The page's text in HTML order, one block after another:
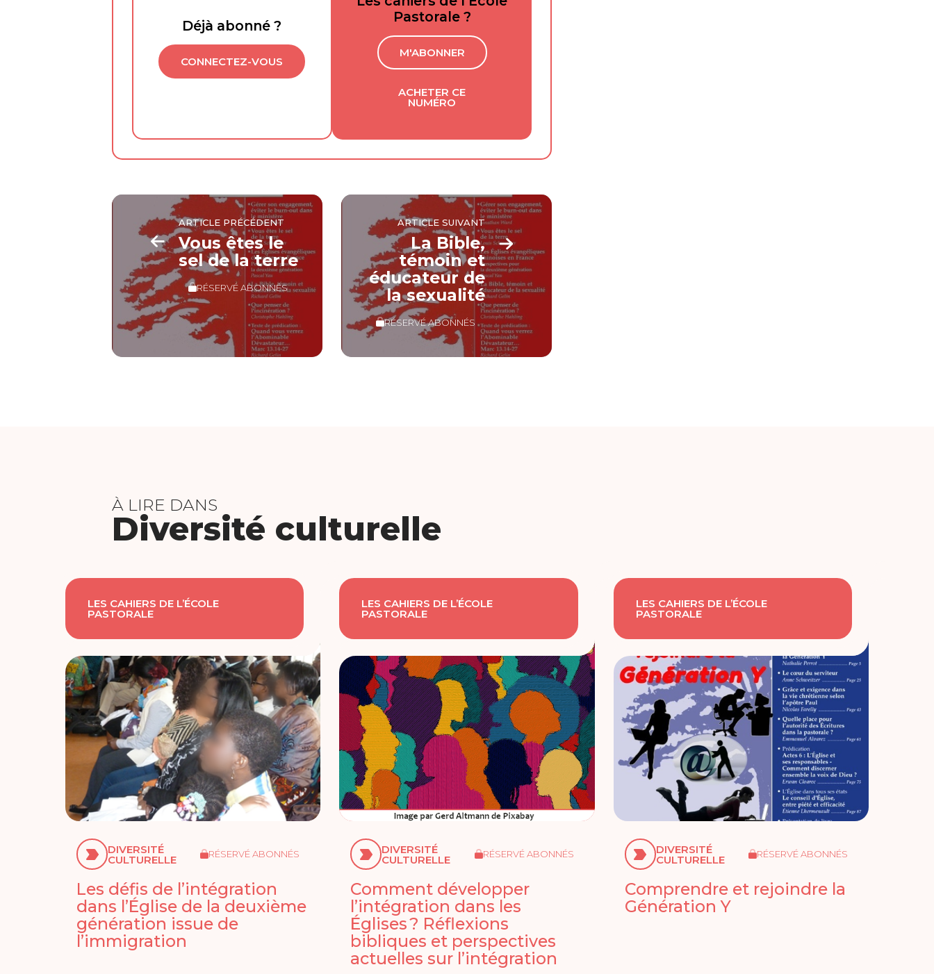
Déjà abonné ?
CONNECTEZ-VOUS
Pastorale ?
M'ABONNER
ACHETER CE
NUMÉRO
ARTICLE PRÉCÉDENT
Vous êtes le
sel de la terre
RÉSERVÉ ABONNÉS
ARTICLE SUIVANT
La Bible,
témoin et
éducateur de
la sexualité
RÉSERVÉ ABONNÉS
À LIRE DANS
Diversité culturelle
LES CAHIERS DE L’ÉCOLE
PASTORALE
DIVERSITÉ
CULTURELLE RÉSERVÉ ABONNÉS
Les défis de l’intégration
dans l’Église de la deuxième
génération issue de
l’immigration
LES CAHIERS DE L’ÉCOLE
PASTORALE
DIVERSITÉ
CULTURELLE RÉSERVÉ ABONNÉS
Comment développer
l’intégration dans les
Églises ? Réflexions
bibliques et perspectives
actuelles sur l’intégration
LES CAHIERS DE L’ÉCOLE
PASTORALE
DIVERSITÉ
CULTURELLE RÉSERVÉ ABONNÉS
Comprendre et rejoindre la
Génération Y